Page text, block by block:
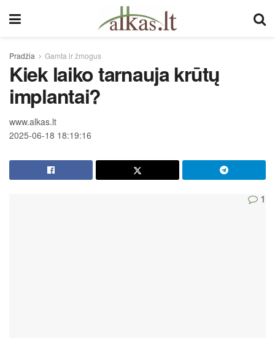
Pradžia Gamta ir žmogus
Kiek laiko tarnauja krūtų
implantai?
www.alkas.lt
2025-06-18 18:19:16
1